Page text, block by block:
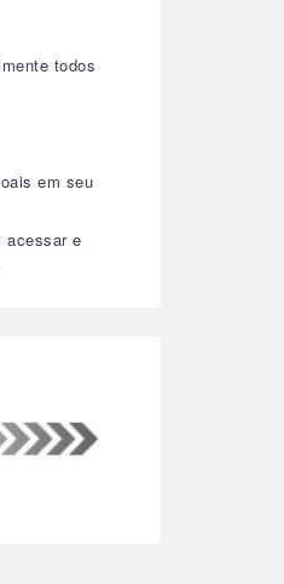
todos
em seu
acessar e